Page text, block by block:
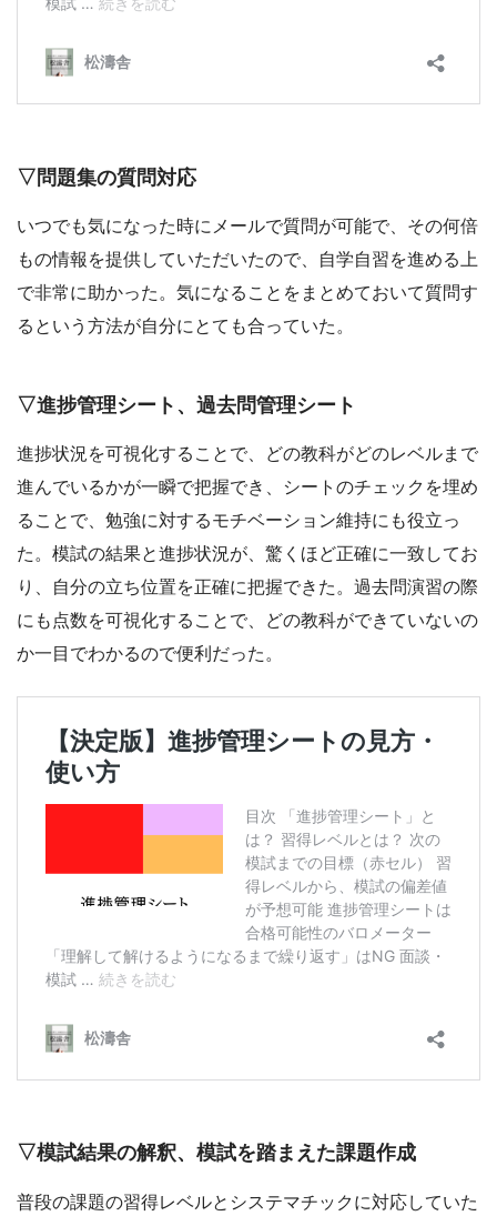
▽問題集の質問対応
いつでも気になった時にメールで質問が可能で、その何倍
もの情報を提供していただいたので、自学自習を進める上
で非常に助かった。気になることをまとめておいて質問す
るという方法が自分にとても合っていた。
▽進捗管理シート、過去問管理シート
進捗状況を可視化することで、どの教科がどのレベルまで
進んでいるかが一瞬で把握でき、シートのチェックを埋め
ることで、勉強に対するモチベーション維持にも役立っ
た。模試の結果と進捗状況が、驚くほど正確に一致してお
り、自分の立ち位置を正確に把握できた。過去問演習の際
にも点数を可視化することで、どの教科ができていないの
か一目でわかるので便利だった。
▽模試結果の解釈、模試を踏まえた課題作成
普段の課題の習得レベルとシステマチックに対応していた